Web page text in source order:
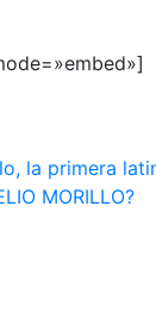
la primera
MORILLO?